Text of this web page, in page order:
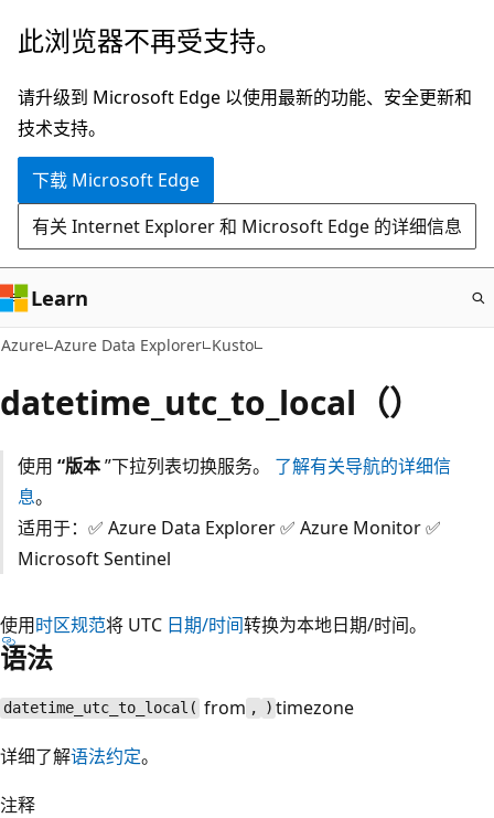
跳
主
要
内
此浏览器不再受支持。
请升级到 Microsoft Edge 以使用最新的功能、安全更新和
技术支持。
下载 Microsoft Edge
有关 Internet Explorer 和 Microsoft Edge 的详细信息
Learn
Azure Azure Data Explorer Kusto
datetime_utc_to_local（）
使用 “版本”下拉列表切换服务。 了解有关导航的详细信
息。
适用于：✅ Azure Data Explorer ✅ Azure Monitor ✅
Microsoft Sentinel
使用时区规范将 UTC 日期/时间转换为本地日期/时间。
语法
datetime_utc_to_local( from , ) timezone
详细了解语法约定。
注释